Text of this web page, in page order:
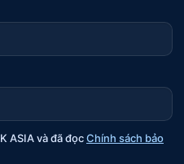
ASIA và đã đọcChính sách bảo